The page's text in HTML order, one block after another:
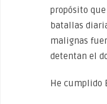
propósito
batallas
malignas
detentan el
He cumplido